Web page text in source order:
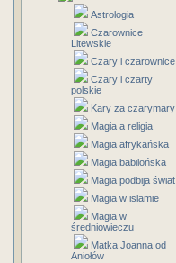
Astrologia
Czarownice
Litewskie
Czary i czarownice
Czary i czarty
polskie
Kary za czarymary
Magia a religia
Magia afrykańska
Magia babilońska
Magia podbija świat
Magia w islamie
Magia w
średniowieczu
Matka Joanna od
Aniołów